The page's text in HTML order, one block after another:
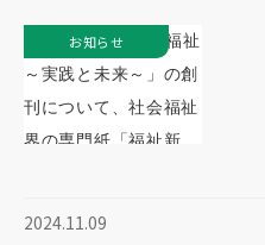
2024.11.09
お知らせ